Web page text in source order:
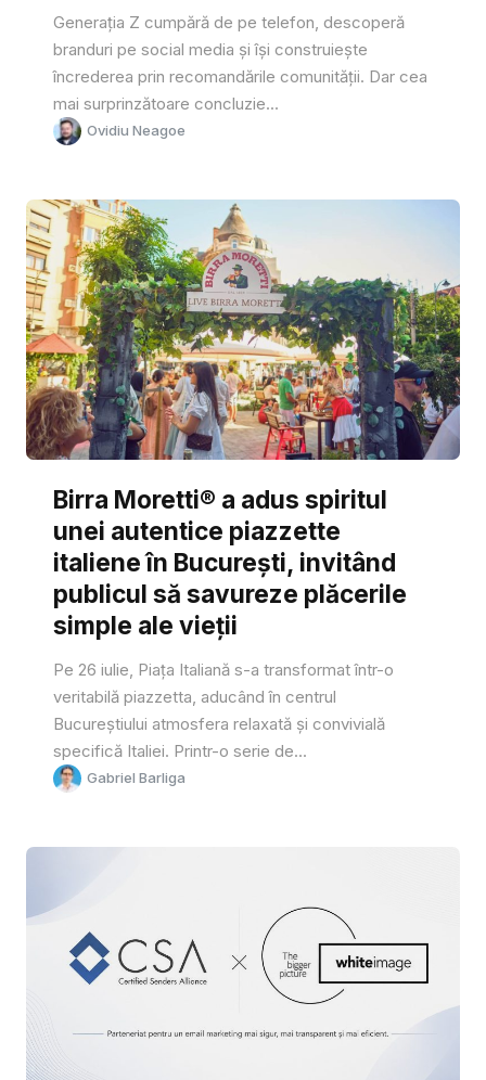
Generația Z cumpără de pe telefon, descoperă
branduri pe social media și își construiește
încrederea prin recomandările comunității. Dar cea
mai surprinzătoare concluzie...
Ovidiu Neagoe
Birra Moretti® a adus spiritul
unei autentice piazzette
italiene în București, invitând
publicul să savureze plăcerile
simple ale vieții
Pe 26 iulie, Piața Italiană s-a transformat într-o
veritabilă piazzetta, aducând în centrul
Bucureștiului atmosfera relaxată și convivială
specifică Italiei. Printr-o serie de...
Gabriel Barliga